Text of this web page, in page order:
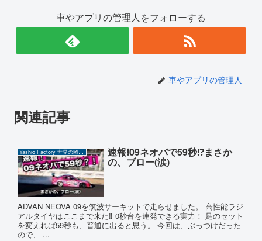
車やアプリの管理人をフォローする
車やアプリの管理人
関連記事
Yashio Factory 世界の岡ちゃん 速報❗️09ネオバで59秒⁉️まさか
の、ブロー(涙)
ADVAN NEOVA 09を筑波サーキットで走らせました。 高性能ラジ
アルタイヤはここまで来た‼️ 0秒台を連発できる実力！ 足のセット
を変えれば59秒も、普通に出ると思う。 今回は、ぶっつけだった
ので、 ...